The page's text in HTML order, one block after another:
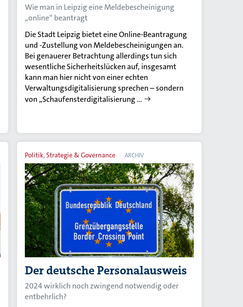
Wie man in Leipzig eine Meldebescheinigung
„online“ beantragt
Die Stadt Leipzig bietet eine Online-Beantragung
und -Zustellung von Meldebescheinigungen an.
Bei genauerer Betrachtung allerdings tun sich
wesentliche Sicherheitslücken auf, insgesamt
kann man hier nicht von einer echten
Verwaltungsdigitalisierung sprechen – sondern
von „Schaufensterdigitalisierung …
Politik, Strategie & Governance ARCHIV
Der deutsche Personalausweis
2024 wirklich noch zwingend notwendig oder
entbehrlich?